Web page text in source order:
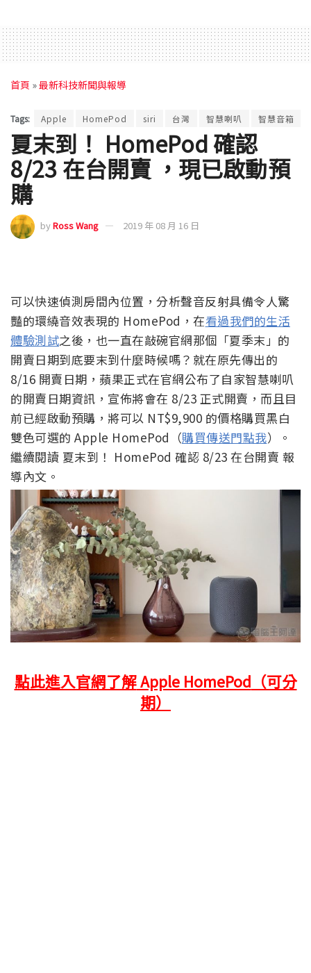
首頁 »最新科技新聞與報導
Tags: Apple HomePod siri 台灣 智慧喇叭 智慧音箱
夏末到！ HomePod 確認
8/23 在台開賣 ，現已啟動預
購
byRoss Wang 2019 年 08 月 16 日
可以快速偵測房間內位置，分析聲音反射具備令人驚
豔的環繞音效表現的 HomePod，在看過我們的生活
體驗測試之後，也一直在敲碗官網那個「夏季末」的
開賣日期到底要末到什麼時候嗎？就在原先傳出的
8/16 開賣日期，蘋果正式在官網公布了自家智慧喇叭
的開賣日期資訊，宣佈將會在 8/23 正式開賣，而且目
前已經啟動預購，將可以 NT$9,900 的價格購買黑白
雙色可選的 Apple HomePod（購買傳送門點我）。
繼續閱讀 夏末到！ HomePod 確認 8/23 在台開賣 報
導內文。
點此進入官網了解Apple HomePod （可分
期）